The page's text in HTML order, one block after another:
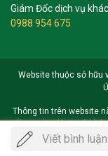
Viết bình luận
Giám Đốc dịch vụ
0988 954 675
Website thuộc sở hữu
Thông tin trên website
là tư vấn y khoa và
hoặc điều trị từ nhân
cấp cứu người
Gọi